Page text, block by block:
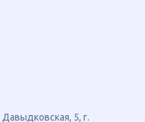
Давыдковская, 5, г.